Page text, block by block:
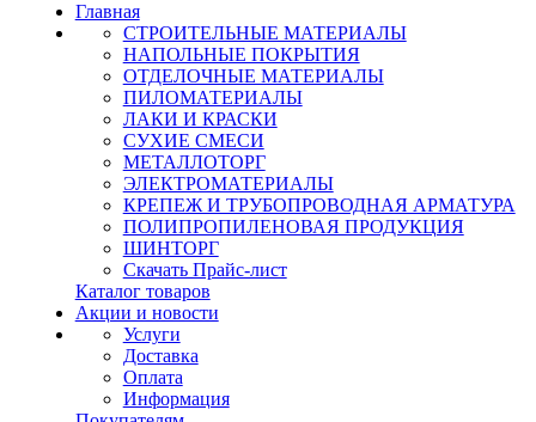
Главная
СТРОИТЕЛЬНЫЕ МАТЕРИАЛЫ
НАПОЛЬНЫЕ ПОКРЫТИЯ
ОТДЕЛОЧНЫЕ МАТЕРИАЛЫ
ПИЛОМАТЕРИАЛЫ
ЛАКИ И КРАСКИ
СУХИЕ СМЕСИ
МЕТАЛЛОТОРГ
ЭЛЕКТРОМАТЕРИАЛЫ
КРЕПЕЖ И ТРУБОПРОВОДНАЯ АРМАТУРА
ПОЛИПРОПИЛЕНОВАЯ ПРОДУКЦИЯ
ШИНТОРГ
Скачать Прайс-лист
Каталог товаров
Акции и новости
Услуги
Доставка
Оплата
Информация